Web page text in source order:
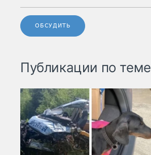
ОБСУДИТЬ
Публикации по теме